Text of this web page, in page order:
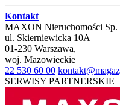
Kontakt
MAXON Nieruchomości Sp.
ul. Skierniewicka 10A
01-230 Warszawa,
woj. Mazowieckie
22 530 60 00
SERWISY PARTNERSKIE